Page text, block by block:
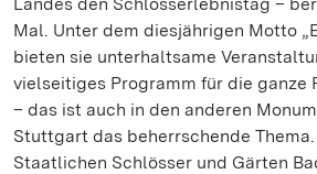
Mal. Unter dem diesjährigen Motto
bieten sie unterhaltsame
vielseitiges Programm für die ganze
– das ist auch in den anderen
Stuttgart das beherrschende Thema.
Staatlichen Schlösser und Gärten